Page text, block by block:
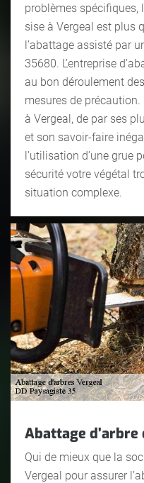
problèmes spécifiques,
sise à Vergeal est plus
l’abattage assisté par
35680. L’entreprise
au bon déroulement
mesures de précaution.
à Vergeal, de par ses
et son savoir-faire
l’utilisation d’une grue
sécurité votre végétal
situation complexe.
Abattage
Qui de mieux que la
Vergeal pour assurer